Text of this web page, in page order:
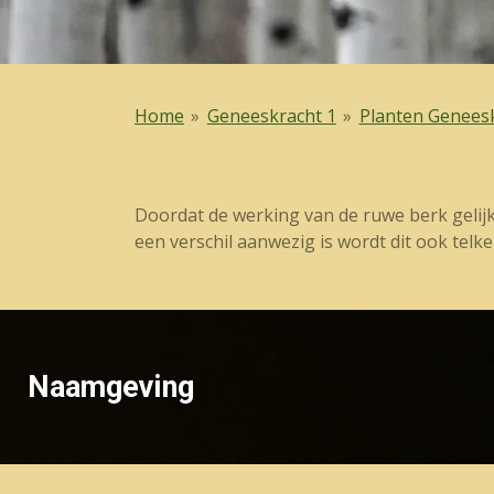
Home » Geneeskracht 1 » Planten
Doordat de werking van de ruwe berk
een verschil aanwezig is wordt dit ook
Naamgeving